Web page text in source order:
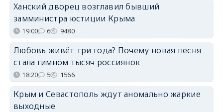
Ханский дворец возглавил бывший
замминистра юстиции Крыма
19:00 6 9480
Любовь живёт три года? Почему новая песня
стала гимном тысяч россиянок
18:20 5 1566
Крым и Севастополь ждут аномально жаркие
выходные